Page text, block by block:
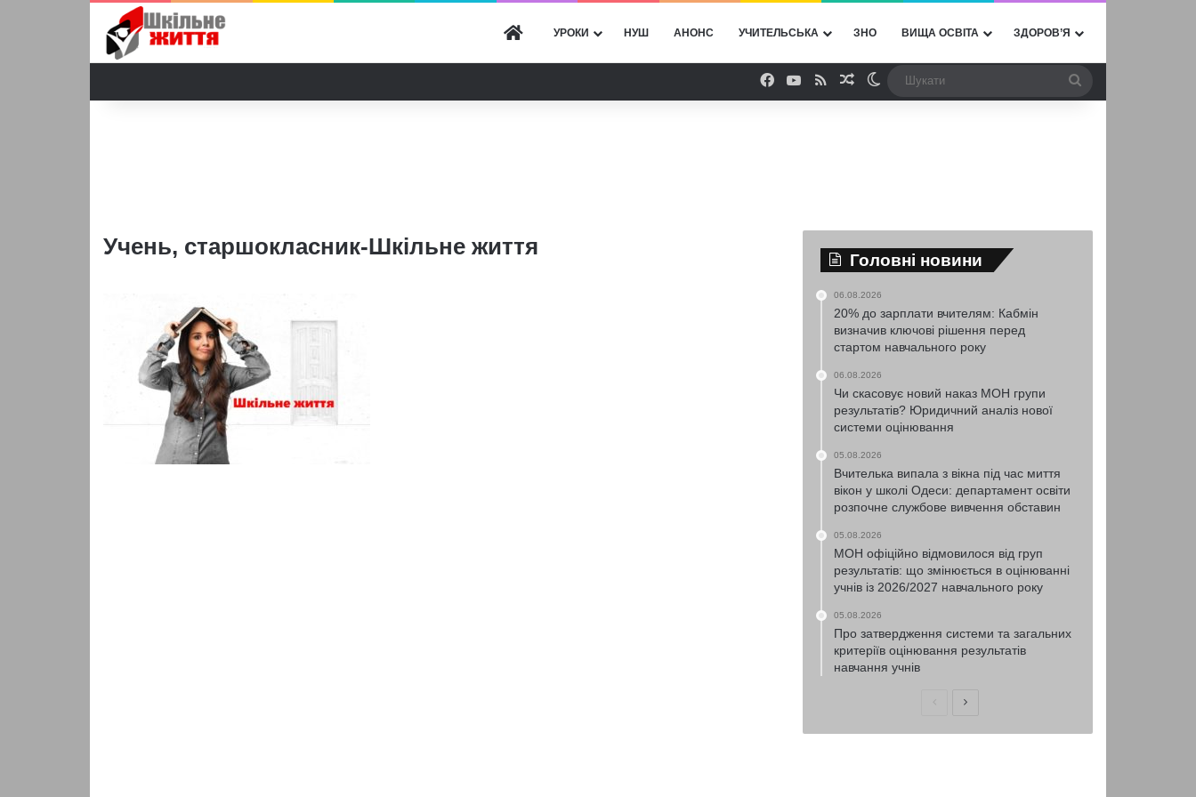
ГОЛОВНА
УРОКИ НУШ АНОНС УЧИТЕЛЬСЬКА ЗНО ВИЩА ОСВІТА ЗДОРОВ’Я
Facebook
YouTube
RSSВипадкова стаття
Switch skin
Учень, старшокласник-Шкільне життя
Головні новини
06.08.2026
20% до зарплати вчителям: Кабмін
визначив ключові рішення перед
стартом навчального року
06.08.2026
Чи скасовує новий наказ МОН групи
результатів? Юридичний аналіз нової
системи оцінювання
05.08.2026
Вчителька випала з вікна під час миття
вікон у школі Одеси: департамент освіти
розпочне службове вивчення обставин
05.08.2026
МОН офіційно відмовилося від груп
результатів: що змінюється в оцінюванні
учнів із 2026/2027 навчального року
05.08.2026
Про затвердження системи та загальних
критеріїв оцінювання результатів
навчання учнів
ПопередняНаступна